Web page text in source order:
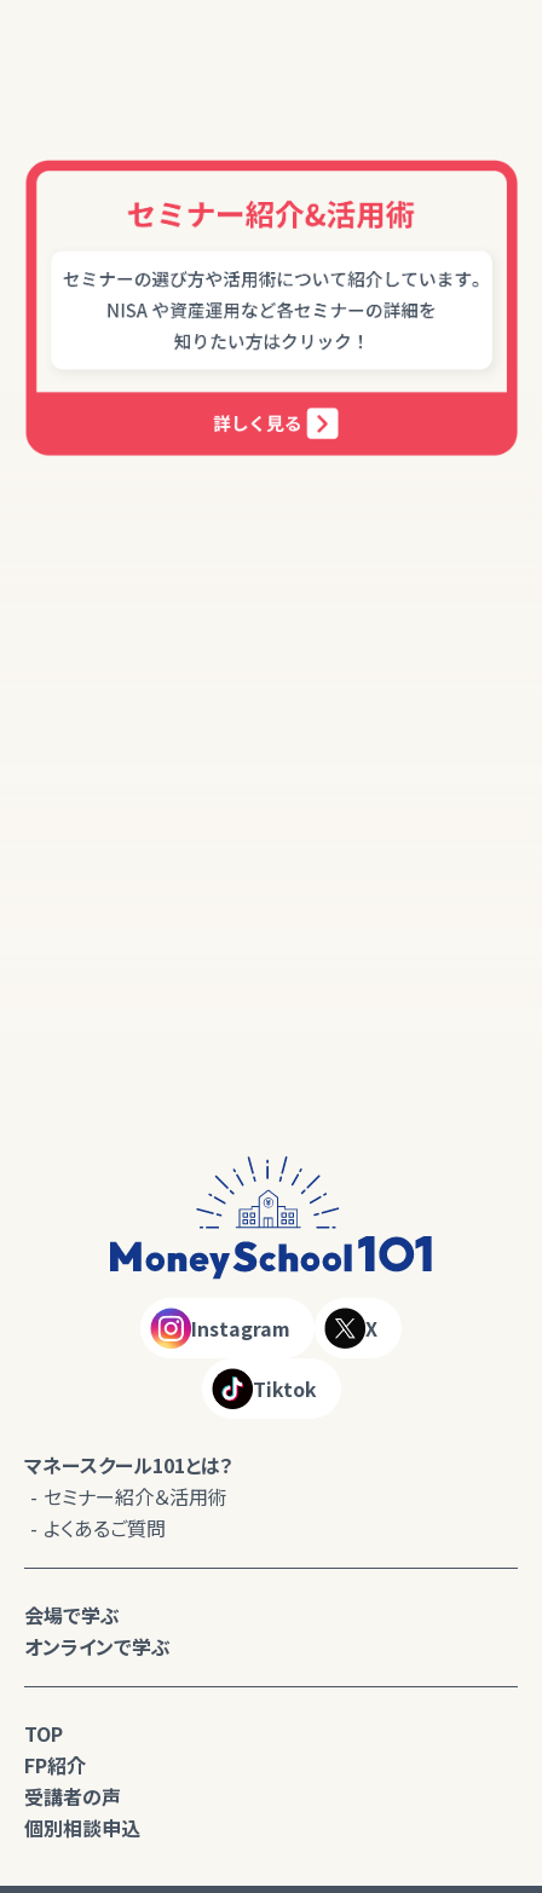
Instagram X
Tiktok
マネースクール101とは？
セミナー紹介＆活用術
よくあるご質問
会場で学ぶ
オンラインで学ぶ
TOP
FP紹介
受講者の声
個別相談申込